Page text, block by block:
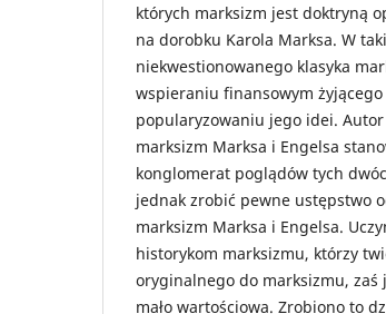
których marksizm jest doktryną
na dorobku Karola Marksa. W
niekwestionowanego klasyka
wspieraniu finansowym
popularyzowaniu jego idei.
marksizm Marksa i Engelsa
konglomerat poglądów tych
jednak zrobić pewne ustępstwo
marksizm Marksa i Engelsa.
historykom marksizmu, którzy
oryginalnego do marksizmu, zaś
mało wartościowa. Zrobiono to